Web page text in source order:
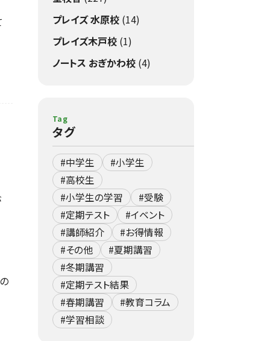
プレイズ 水原校(14)
プレイズ木戸校(1)
ノートス おぎかわ校(4)
Tag
タグ
#中学生
#小学生
#高校生
#小学生の学習
#受験
#定期テスト
#イベント
#講師紹介
#お得情報
#その他
#夏期講習
#冬期講習
#定期テスト結果
#春期講習
#教育コラム
#学習相談